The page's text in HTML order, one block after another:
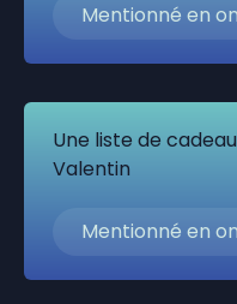
Mentionné en
Une liste de
Valentin
Mentionné en